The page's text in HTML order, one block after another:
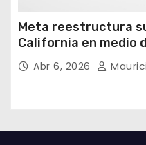
Meta reestructura
California en medio
la IAAbr 6, 2026